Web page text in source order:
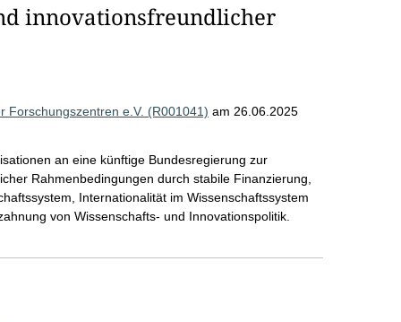
innovationsfreundlicher
Forschungszentren e.V. (R001041) am 26.06.2025
an eine künftige Bundesregierung zur
Rahmenbedingungen durch stabile Finanzierung,
Internationalität im Wissenschaftssystem
von Wissenschafts- und Innovationspolitik.